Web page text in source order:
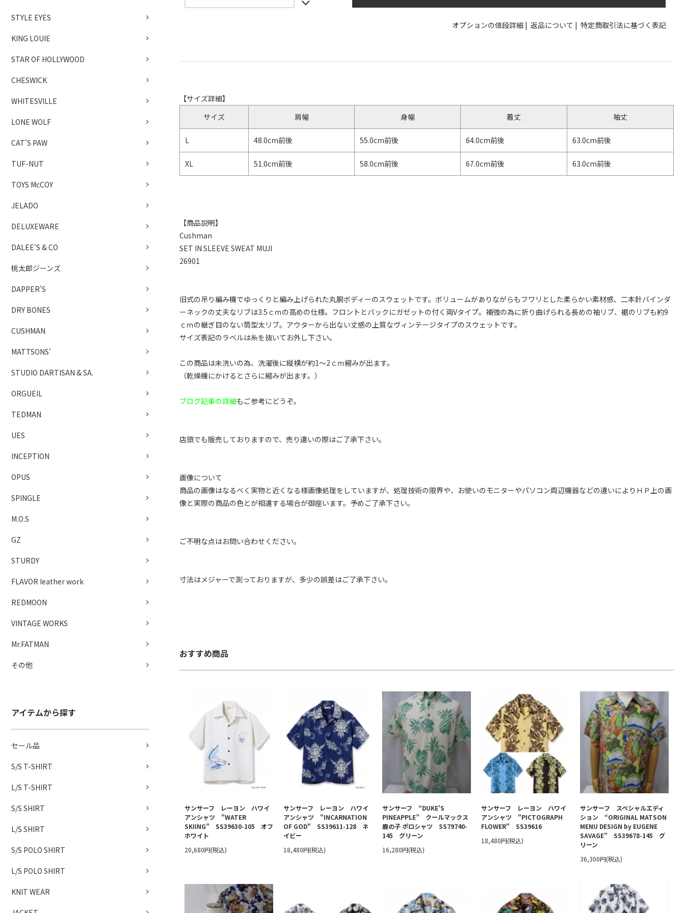
STYLE EYES
KING LOUIE
STAR OF HOLLYWOOD
CHESWICK
WHITESVILLE
LONE WOLF
CAT'S PAW
TUF-NUT
TOYS McCOY
JELADO
DELUXEWARE
DALEE'S & CO
桃太郎ジーンズ
DAPPER'S
DRY BONES
CUSHMAN
MATTSONS'
STUDIO DARTISAN & SA.
ORGUEIL
TEDMAN
UES
INCEPTION
OPUS
SPINGLE
M.O.S
GZ
STURDY
FLAVOR leather work
REDMOON
VINTAGE WORKS
Mr.FATMAN
その他
アイテムから探す
セール品
S/S T-SHIRT
L/S T-SHIRT
S/S SHIRT
L/S SHIRT
S/S POLO SHIRT
L/S POLO SHIRT
KNIT WEAR
オプションの値段詳細 | 返品について | 特定商取引法に基づく表記
【サイズ詳細】
サイズ
肩幅 身幅 着丈 袖丈
L 48.0cm前後 55.0cm前後 64.0cm前後 63.0cm前後
XL 51.0cm前後 58.0cm前後 67.0cm前後 63.0cm前後
【商品説明】
Cushman
SET IN SLEEVE SWEAT MUJI
26901
旧式の吊り編み機でゆっくりと編み上げられた丸胴ボディーのスウェットです。ボリュームがありながらもフワリとした柔らかい素材感、二本針バインダ
ーネックの丈夫なリブは3.5ｃｍの高めの仕様。フロントとバックにガゼットの付く両Vタイプ。補強の為に折り曲げられる長めの袖リブ、裾のリブも約9
ｃｍの継ぎ目のない筒型太リブ。アウターから出ない丈感の上質なヴィンテージタイプのスウェットです。
サイズ表記のラベルは糸を抜いてお外し下さい。
この商品は未洗いの為、洗濯後に縦横が約1～2ｃｍ縮みが出ます。
（乾燥機にかけるとさらに縮みが出ます。）
ブログ記事の詳細もご参考にどうぞ。
店頭でも販売しておりますので、売り違いの際はご了承下さい。
画像について
商品の画像はなるべく実物と近くなる様画像処理をしていますが、処理技術の限界や、お使いのモニターやパソコン周辺機器などの違いによりＨＰ上の画
像と実際の商品の色とが相違する場合が御座います。予めご了承下さい。
ご不明な点はお問い合わせください。
寸法はメジャーで測っておりますが、多少の誤差はご了承下さい。
おすすめ商品
サンサーフ レーヨン ハワイ
アンシャツ "WATER
SKIING" SS39630-105 オフ
ホワイト
20,680円(税込)
サンサーフ レーヨン ハワイ
アンシャツ "INCARNATION
OF GOD" SS39611-128 ネ
イビー
18,480円(税込)
サンサーフ “DUKE'S
PINEAPPLE” クールマックス
鹿の子 ポロシャツ SS79740-
145 グリーン
16,280円(税込)
サンサーフ レーヨン ハワイ
アンシャツ "PICTOGRAPH
FLOWER" SS39616
18,480円(税込)
サンサーフ スペシャルエディ
ション “ORIGINAL MATSON
MENU DESIGN by EUGENE
SAVAGE” SS39678-145 グ
リーン
36,300円(税込)